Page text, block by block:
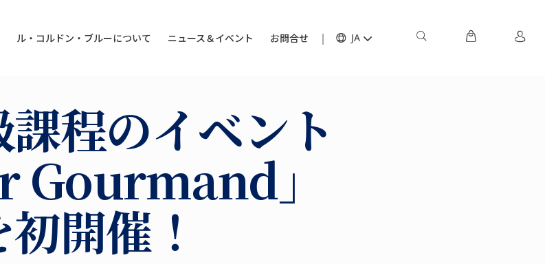
ル・コルドン・ブルーについて ニュース＆イベント お問合せ JA
程のイベント
Gourmand」
初開催！